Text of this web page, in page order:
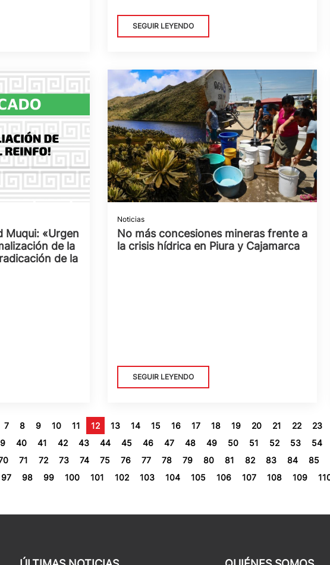
SEGUIR LEYENDO
Muqui: «Urgen
de la
de la
Noticias
No más concesiones mineras frente a
la crisis hídrica en Piura y Cajamarca
SEGUIR LEYENDO
7 8 9 10 11 12 13 14 15 16 17 18 19 20 21 22 23
40 41 42 43 44 45 46 47 48 49 50 51 52 53 54
71 72 73 74 75 76 77 78 79 80 81 82 83 84 85
97 98 99 100 101 102 103 104 105 106 107 108 109